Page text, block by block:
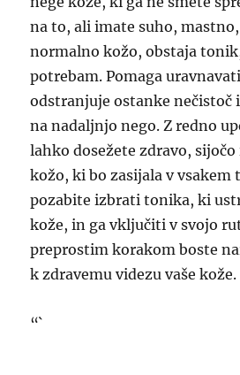
na to, ali imate suho,
normalno kožo, obstaja
potrebam. Pomaga
odstranjuje ostanke nečistoč
na nadaljnjo nego. Z redno
lahko dosežete zdravo,
kožo, ki bo zasijala v vsakem
pozabite izbrati tonika, ki
kože, in ga vključiti v svojo
preprostim korakom boste
k zdravemu videzu vaše kože.
“`